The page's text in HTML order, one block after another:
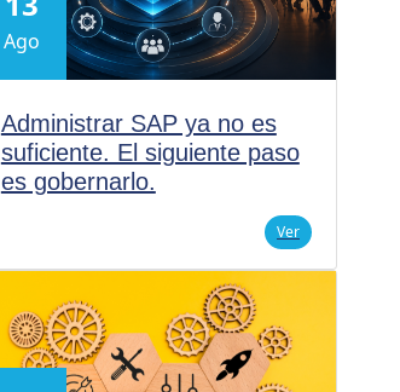
Ago
Administrar SAP ya no es
suficiente. El siguiente paso
es gobernarlo.
Ver